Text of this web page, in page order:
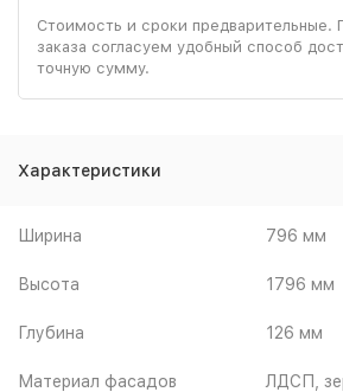
Стоимость и сроки предварительные.
заказа согласуем удобный способ
точную сумму.
Характеристики
Ширина 796 мм
Высота 1796 мм
Глубина 126 мм
Материал фасадов ЛДСП,